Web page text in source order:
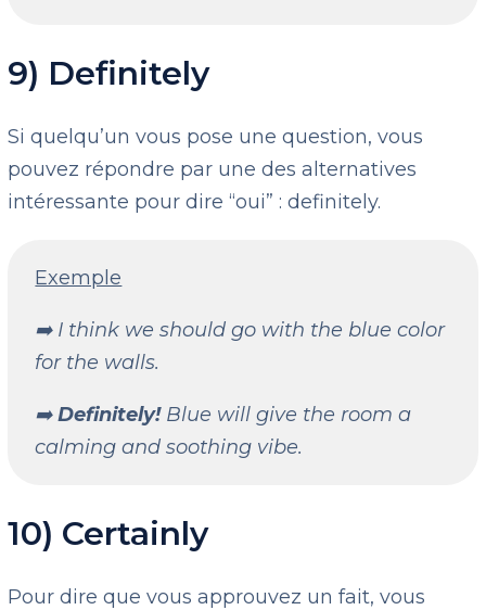
9) Definitely
Si quelqu’un vous pose une question, vous
pouvez répondre par une des alternatives
intéressante pour dire “oui” : definitely.
Exemple
➡️ I think we should go with the blue color
for the walls.
➡️Definitely!Blue will give the room a
calming and soothing vibe.
10) Certainly
Pour dire que vous approuvez un fait, vous